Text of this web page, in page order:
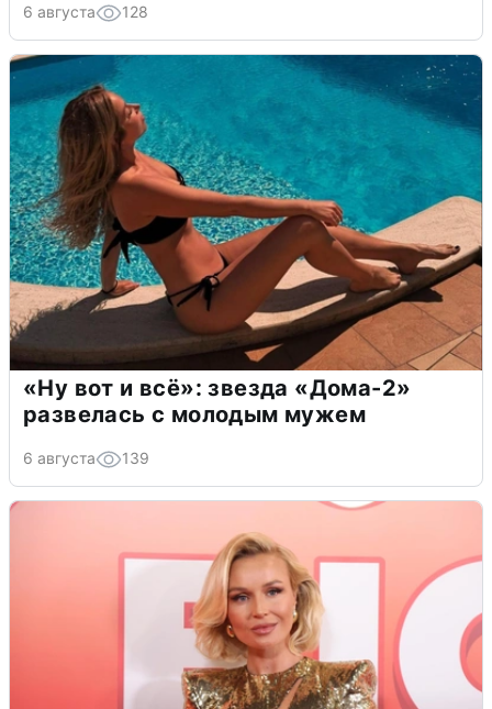
6 августа 128
«Ну вот и всё»: звезда «Дома-2»
развелась с молодым мужем
6 августа 139